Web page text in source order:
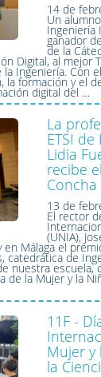
14 de
Un
Ingeniería
ganador
de la
Digital, al mejor
Ingeniería. Con
la formación y el
digital del …
La
ETSI
Lidia
recibe
13 de
El rector
(UNIA),
en Málaga el
catedrática de
nuestra escuela,
de la Mujer y la
11F -
Mujer y
la